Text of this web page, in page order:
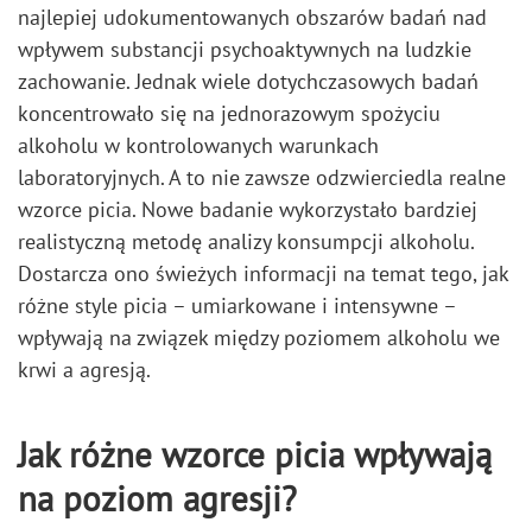
najlepiej udokumentowanych obszarów badań nad
wpływem substancji psychoaktywnych na ludzkie
zachowanie. Jednak wiele dotychczasowych badań
koncentrowało się na jednorazowym spożyciu
alkoholu w kontrolowanych warunkach
laboratoryjnych. A to nie zawsze odzwierciedla realne
wzorce picia. Nowe badanie wykorzystało bardziej
realistyczną metodę analizy konsumpcji alkoholu.
Dostarcza ono świeżych informacji na temat tego, jak
różne style picia – umiarkowane i intensywne –
wpływają na związek między poziomem alkoholu we
krwi a agresją.
Jak różne wzorce picia wpływają
na poziom agresji?